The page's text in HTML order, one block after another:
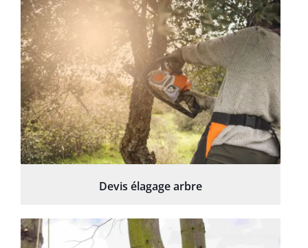
Devis élagage arbre